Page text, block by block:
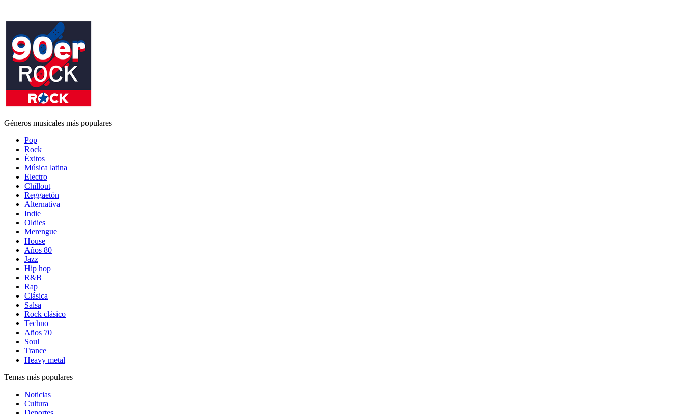
Géneros musicales más populares
Pop
Rock
Éxitos
Música latina
Electro
Chillout
Reggaetón
Alternativa
Indie
Oldies
Merengue
House
Años 80
Jazz
Hip hop
R&B
Rap
Clásica
Salsa
Rock clásico
Techno
Años 70
Soul
Trance
Heavy metal
Temas más populares
Noticias
Cultura